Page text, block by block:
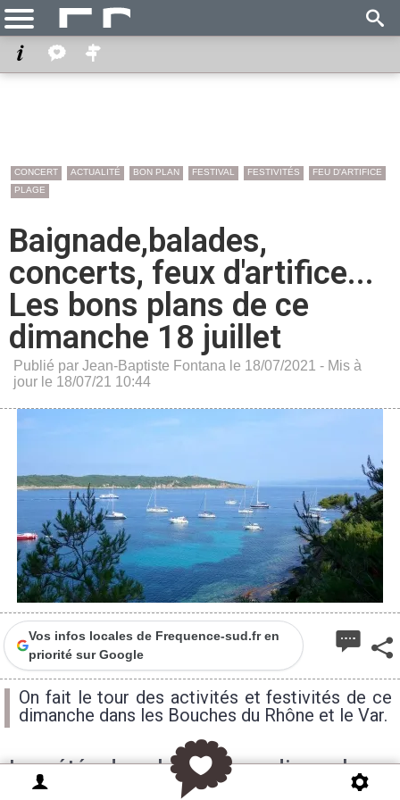
CONCERT ACTUALITÉ BON PLAN FESTIVAL FESTIVITÉS
FEU D'ARTIFICE
PLAGE
Baignade,balades,
concerts, feux d'artifice...
Les bons plans de ce
dimanche 18 juillet
Publié par Jean-Baptiste Fontana le 18/07/2021 - Mis à
jour le 18/07/21 10:44
Vos infos locales de Frequence-sud.fr en
priorité sur Google
On fait le tour des activités et festivités de ce
dimanche dans les Bouches du Rhône et le Var.
La météo des plages de ce dimanche
18 juillet